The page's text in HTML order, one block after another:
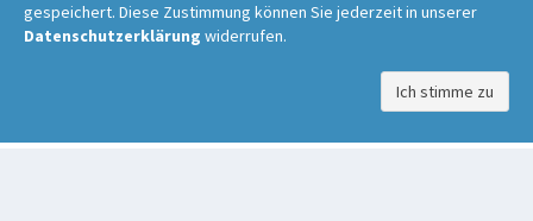
gespeichert. Diese Zustimmung können Sie jederzeit in unserer
Datenschutzerklärung widerrufen.
Ich stimme zu